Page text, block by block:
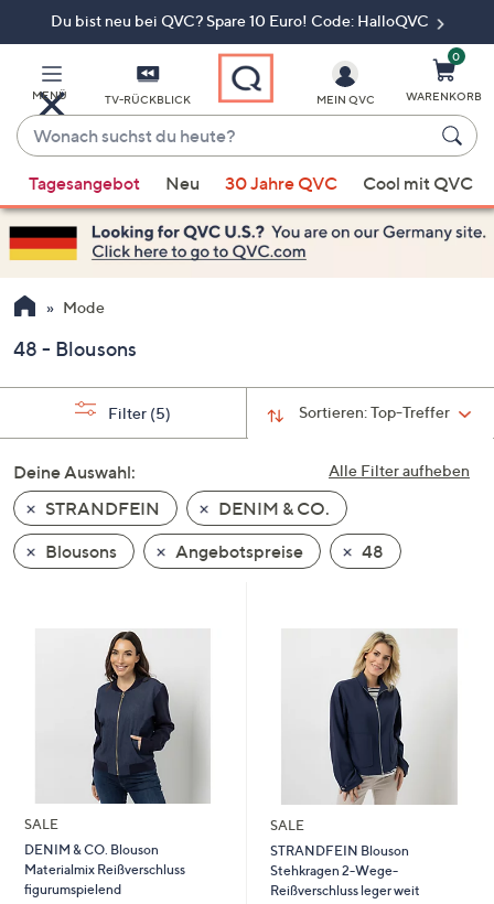
Du bist neu bei QVC? Spare 10 Euro! Code: HalloQVC
MENÜ TV-RÜCKBLICK
Wonach
suchst
du
heute?
Vorschläge
verfügbar
sind,
verwenden
Sie
Pfeiltasten
nach
und
nach
unten
oder
wischen
Sie
diese
anzuzeigen.
MEIN QVC
0
WARENKORB
Tagesangebot Neu 30 Jahre QVC Cool mit QVC
Mode
48 - Blousons
Sortieren:Top-Treffer
Filter (5)
Alle Filter aufheben
Deine Auswahl:
STRANDFEIN
DENIM & CO.
Blousons
Angebotspreise 48
SALE
DENIM & CO. Blouson
Materialmix Reißverschluss
figurumspielend
SALE
STRANDFEIN Blouson
Stehkragen 2-Wege-
Reißverschluss leger weit